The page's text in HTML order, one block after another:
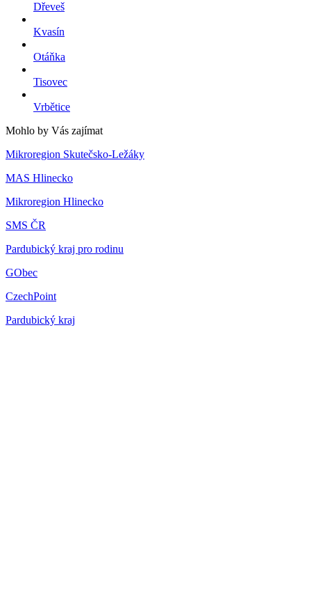
Dřeveš
Kvasín
Otáňka
Tisovec
Vrbětice
Mohlo by Vás zajímat
Mikroregion Skutečsko-Ležáky
MAS Hlinecko
Mikroregion Hlinecko
SMS ČR
Pardubický kraj pro rodinu
GObec
CzechPoint
Pardubický kraj